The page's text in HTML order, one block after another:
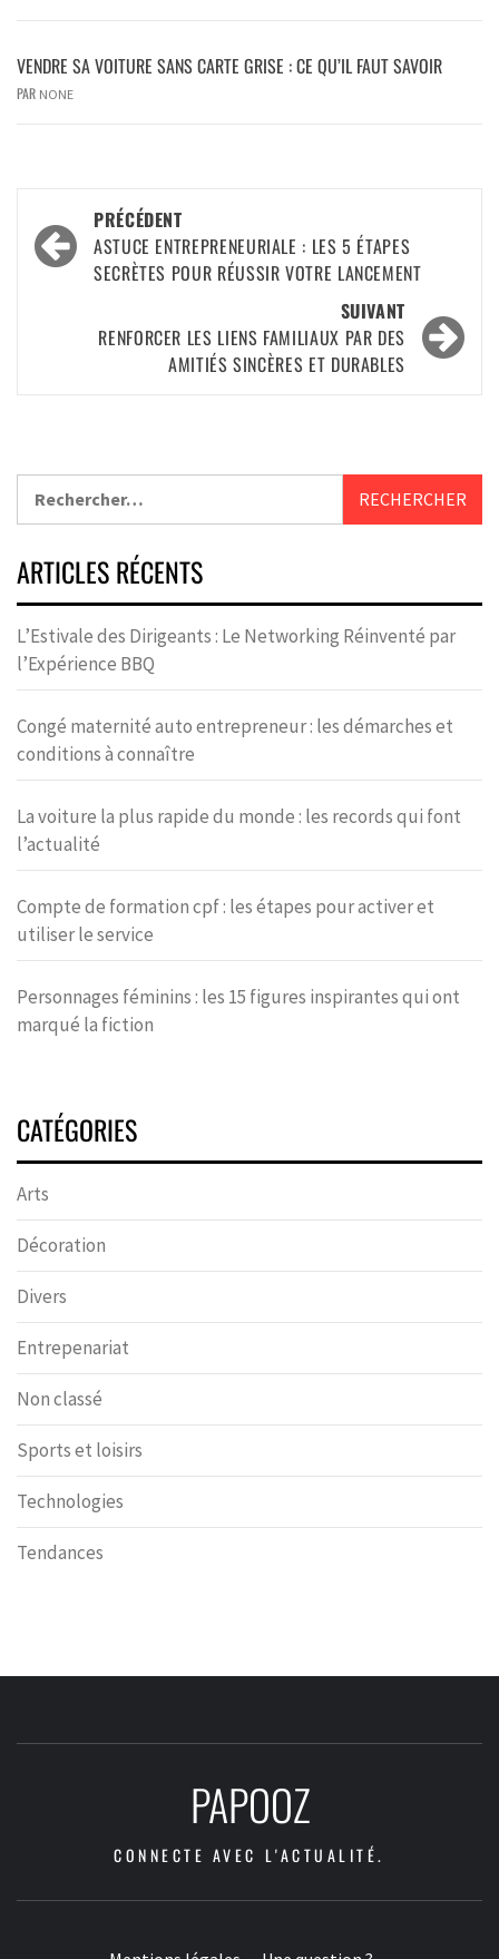
VENDRE SA VOITURE SANS CARTE GRISE : CE QU’IL FAUT SAVOIR
PAR NONE
PRÉCÉDENT
ASTUCE ENTREPRENEURIALE : LES 5 ÉTAPES
SECRÈTES POUR RÉUSSIR VOTRE LANCEMENT
SUIVANT
RENFORCER LES LIENS FAMILIAUX PAR DES
AMITIÉS SINCÈRES ET DURABLES
ARTICLES RÉCENTS
L’Estivale des Dirigeants : Le Networking Réinventé par
l’Expérience BBQ
Congé maternité auto entrepreneur : les démarches et
conditions à connaître
La voiture la plus rapide du monde : les records qui font
l’actualité
Compte de formation cpf : les étapes pour activer et
utiliser le service
Personnages féminins : les 15 figures inspirantes qui ont
marqué la fiction
CATÉGORIES
Arts
Décoration
Divers
Entrepenariat
Non classé
Sports et loisirs
Technologies
Tendances
PAPOOZ
CONNECTE AVEC L'ACTUALITÉ.